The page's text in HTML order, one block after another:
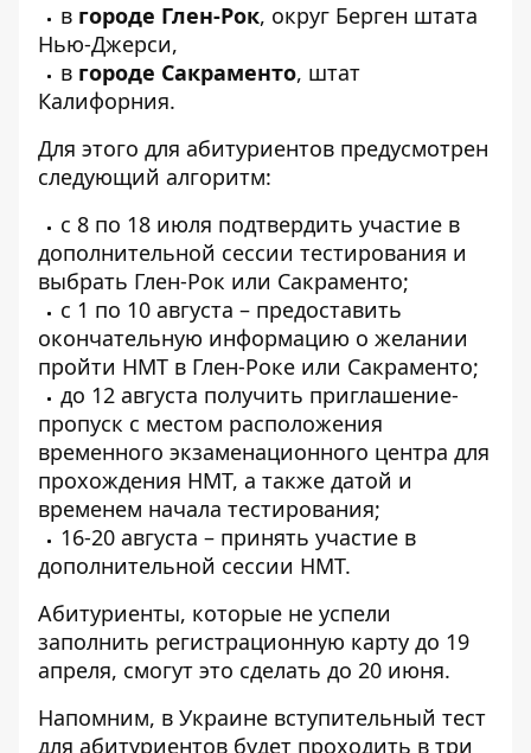
в городе Глен-Рок, округ Берген штата
Нью-Джерси,
в городе Сакраменто, штат
Калифорния.
Для этого для абитуриентов предусмотрен
следующий алгоритм:
с 8 по 18 июля подтвердить участие в
дополнительной сессии тестирования и
выбрать Глен-Рок или Сакраменто;
с 1 по 10 августа – предоставить
окончательную информацию о желании
пройти НМТ в Глен-Роке или Сакраменто;
до 12 августа получить приглашение-
пропуск с местом расположения
временного экзаменационного центра для
прохождения НМТ, а также датой и
временем начала тестирования;
16-20 августа – принять участие в
дополнительной сессии НМТ.
Абитуриенты, которые не успели
заполнить регистрационную карту до 19
апреля, смогут это сделать до 20 июня.
Напомним, в Украине вступительный тест
для абитуриентов будет проходить в три